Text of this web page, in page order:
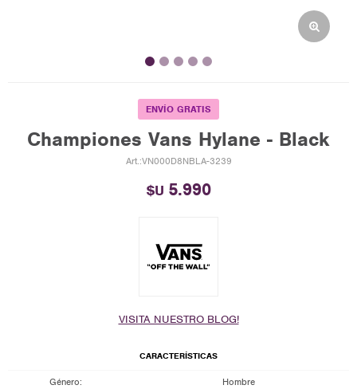
ENVÍO GRATIS
Championes Vans Hylane - Black
VN000D8NBLA-3239
$U 5.990
VISITA NUESTRO BLOG!
CARACTERÍSTICAS
Género Hombre